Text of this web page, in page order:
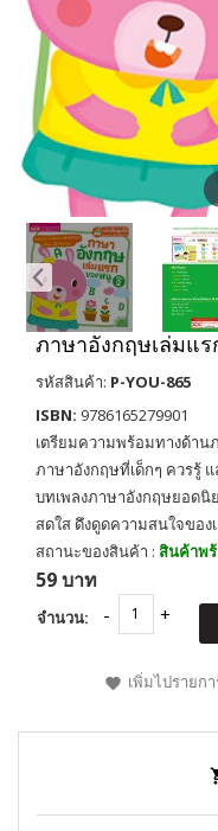
ภาษาอังกฤษเล่มแ
รหัสสินค้า: P-YOU-865
ISBN: 9786165279901
เตรียมความพร้อมทางด้า
ภาษาอังกฤษที่เด็กๆ ควรรู้
บทเพลงภาษาอังกฤษยอดนิ
สดใส ดึงดูดความสนใจของ
สถานะของสินค้า : สินค้าพ
59 บาท
จำนวน:
เพิ่มไปรายก